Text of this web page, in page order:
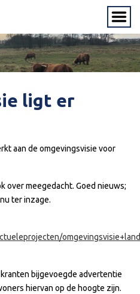
ligt er
aan de omgevingsvisie voor
over meegedacht. Goed nieuws;
ter inzage.
bijgevoegde advertentie
hiervan op de hoogte zijn.